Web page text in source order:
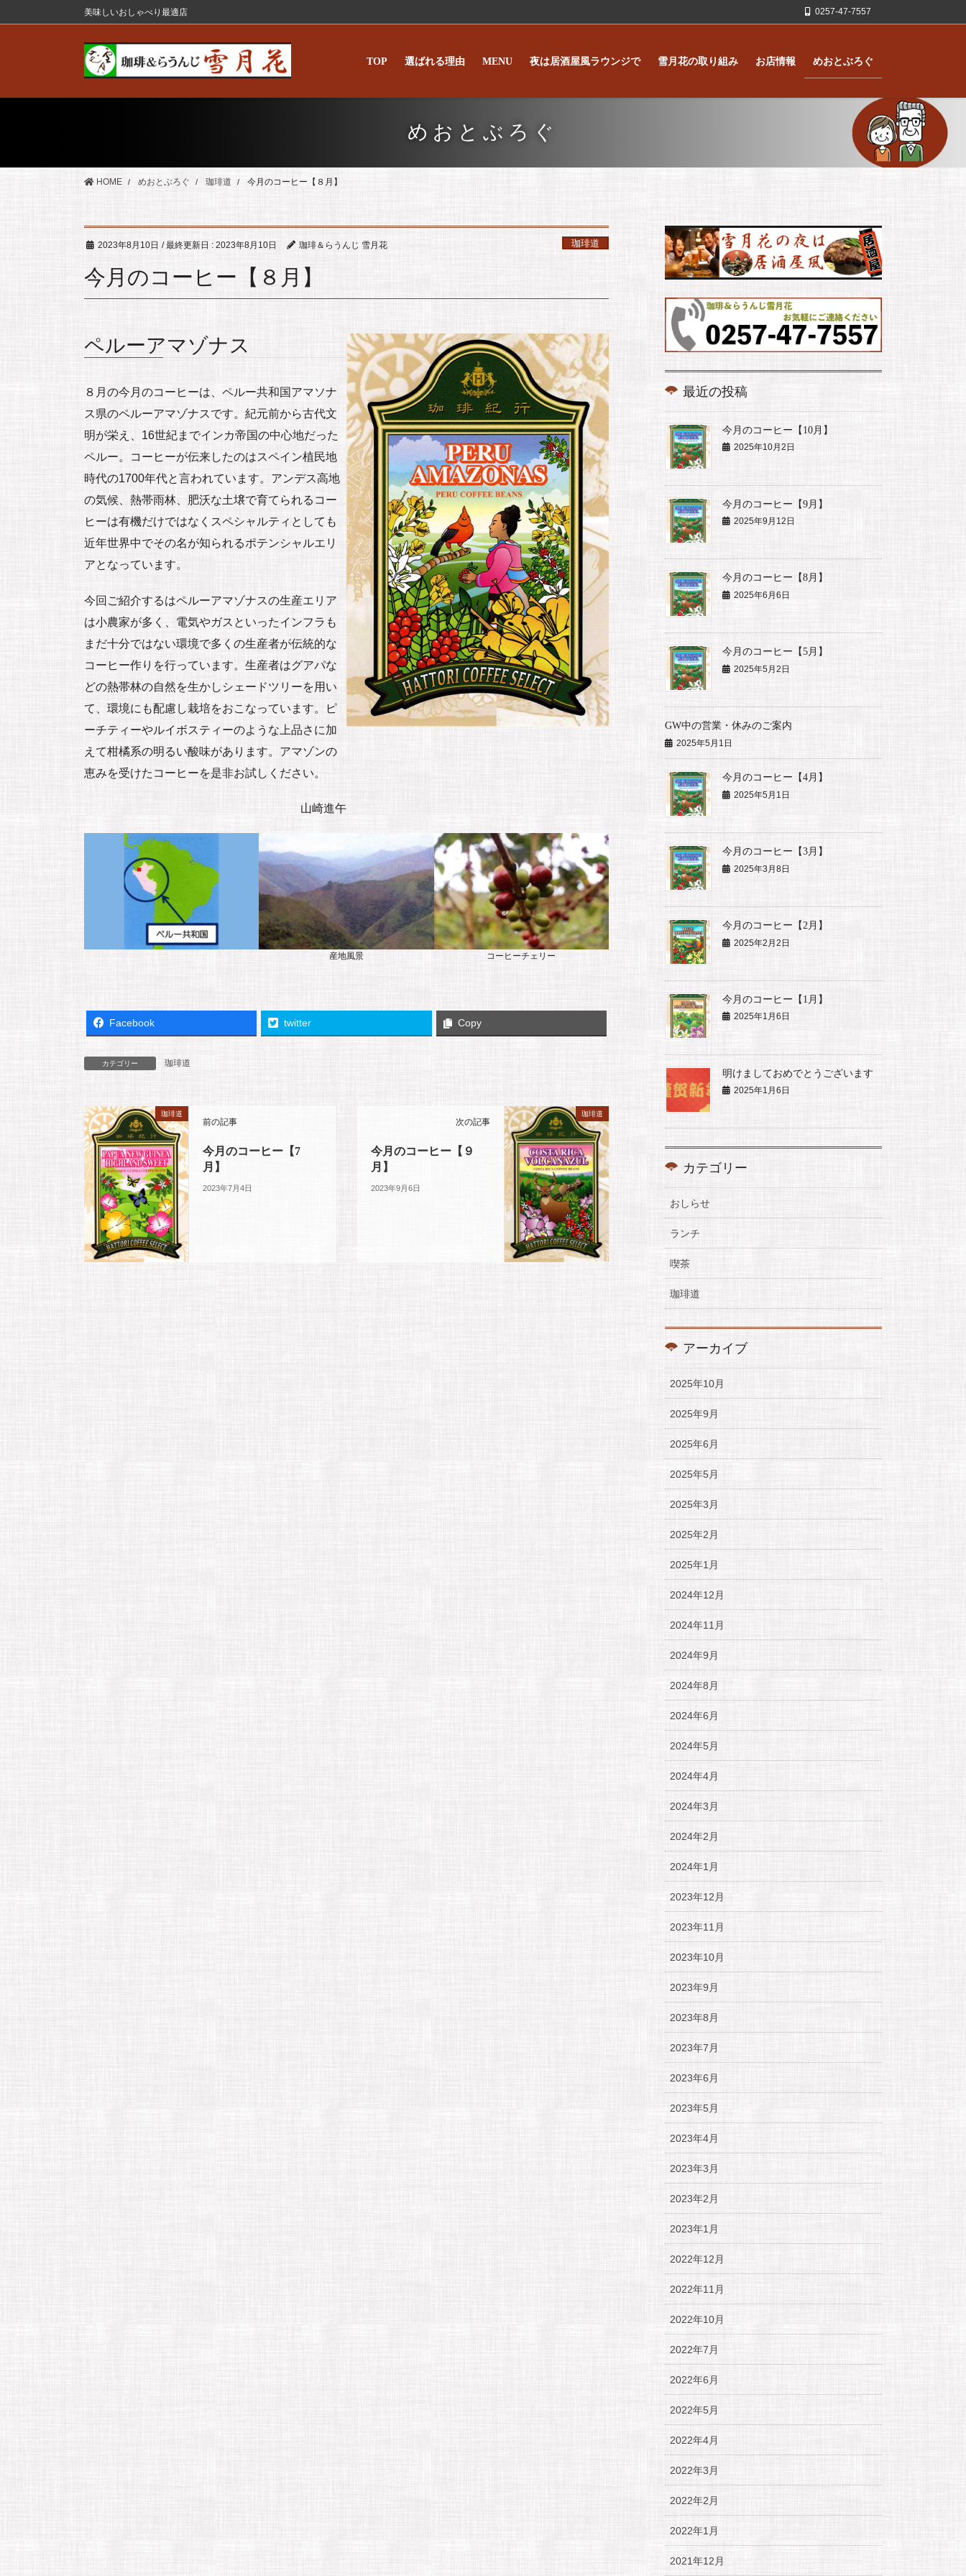
ン
ビ
美味しいおしゃべり最適店 0257-47-7557
TOP 選ばれる理由 MENU 夜は居酒屋風ラウンジで 雪月花の取り組み お店情報 めおとぶろぐ
めおとぶろぐ
HOME めおとぶろぐ 珈琲道 今月のコーヒー【８月】
2023年8月10日 / 最終更新日 : 2023年8月10日 珈琲＆らうんじ 雪月花 珈琲道
今月のコーヒー【８月】
ペルーアマゾナス
８月の今月のコーヒーは、ペルー共和国アマソナ
ス県のペルーアマゾナスです。紀元前から古代文
明が栄え、16世紀までインカ帝国の中心地だった
ペルー。コーヒーが伝来したのはスペイン植民地
時代の1700年代と言われています。アンデス高地
の気候、熱帯雨林、肥沃な土壌で育てられるコー
ヒーは有機だけではなくスペシャルティとしても
近年世界中でその名が知られるポテンシャルエリ
アとなっています。
今回ご紹介するはペルーアマゾナスの生産エリア
は小農家が多く、電気やガスといったインフラも
まだ十分ではない環境で多くの生産者が伝統的な
コーヒー作りを行っています。生産者はグアパな
どの熱帯林の自然を生かしシェードツリーを用い
て、環境にも配慮し栽培をおこなっています。ピ
ーチティーやルイボスティーのような上品さに加
えて柑橘系の明るい酸味があります。アマゾンの
恵みを受けたコーヒーを是非お試しください。
山崎進午
産地風景 コーヒーチェリー
Facebook twitter Copy
カテゴリー 珈琲道
珈琲道
前の記事
今月のコーヒー【7
月】
2023年7月4日
珈琲道
次の記事
今月のコーヒー【９
月】
2023年9月6日
最近の投稿
今月のコーヒー【10月】
2025年10月2日
今月のコーヒー【9月】
2025年9月12日
今月のコーヒー【8月】
2025年6月6日
今月のコーヒー【5月】
2025年5月2日
GW中の営業・休みのご案内
2025年5月1日
今月のコーヒー【4月】
2025年5月1日
今月のコーヒー【3月】
2025年3月8日
今月のコーヒー【2月】
2025年2月2日
今月のコーヒー【1月】
2025年1月6日
明けましておめでとうございます
2025年1月6日
カテゴリー
おしらせ
ランチ
喫茶
珈琲道
アーカイブ
2025年10月
2025年9月
2025年6月
2025年5月
2025年3月
2025年2月
2025年1月
2024年12月
2024年11月
2024年9月
2024年8月
2024年6月
2024年5月
2024年4月
2024年3月
2024年2月
2024年1月
2023年12月
2023年11月
2023年10月
2023年9月
2023年8月
2023年7月
2023年6月
2023年5月
2023年4月
2023年3月
2023年2月
2023年1月
2022年12月
2022年11月
2022年10月
2022年7月
2022年6月
2022年5月
2022年4月
2022年3月
2022年2月
2022年1月
2021年12月